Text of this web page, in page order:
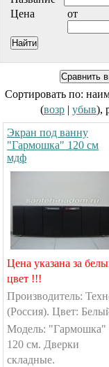
Цена
от
Сортировать по:
(возр | убыв),
Экран под ванну
"Гармошка" 120 см
мдф
Цена указана за
цвет !!!
Производитель:
(Россия). Цвет:
Модель: "Гармошка"
120 см. Дверки
складные.